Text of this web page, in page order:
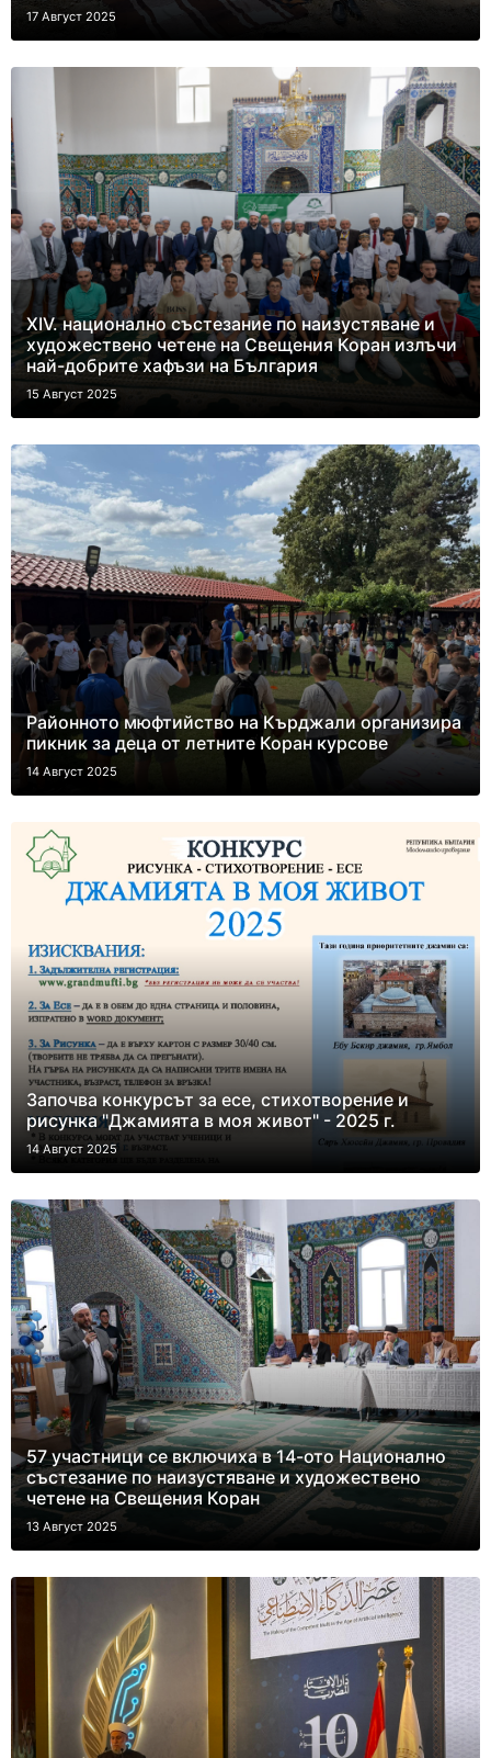
17 Август 2025
XIV. национално състезание по наизустяване и
художествено четене на Свещения Коран излъчи
най-добрите хафъзи на България
15 Август 2025
Районното мюфтийство на Кърджали организира
пикник за деца от летните Коран курсове
14 Август 2025
Започва конкурсът за есе, стихотворение и
рисунка "Джамията в моя живот" - 2025 г.
14 Август 2025
57 участници се включиха в 14-ото Национално
състезание по наизустяване и художествено
четене на Свещения Коран
13 Август 2025